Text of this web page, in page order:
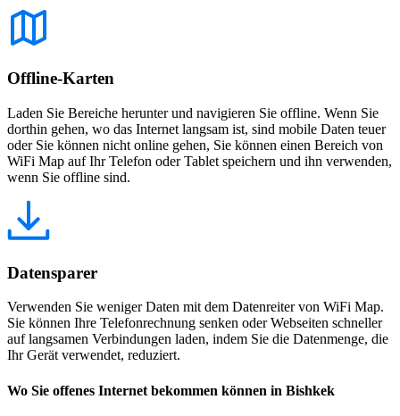
Offline-Karten
Laden Sie Bereiche herunter und navigieren Sie offline. Wenn Sie
dorthin gehen, wo das Internet langsam ist, sind mobile Daten teuer
oder Sie können nicht online gehen, Sie können einen Bereich von
WiFi Map auf Ihr Telefon oder Tablet speichern und ihn verwenden,
wenn Sie offline sind.
Datensparer
Verwenden Sie weniger Daten mit dem Datenreiter von WiFi Map.
Sie können Ihre Telefonrechnung senken oder Webseiten schneller
auf langsamen Verbindungen laden, indem Sie die Datenmenge, die
Ihr Gerät verwendet, reduziert.
Wo Sie offenes Internet bekommen können in Bishkek